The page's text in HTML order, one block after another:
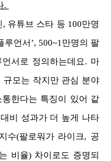
.
유튜브 스타 등 100만명
루언서’, 500~1만명의 팔
서로 정의하는데요. 마
규모는 작지만 관심 분야
한다는 특징이 있어 같
비 성과가 더 높게 나타
수(팔로워가 라이크, 공
비율) 차이로도 증명되